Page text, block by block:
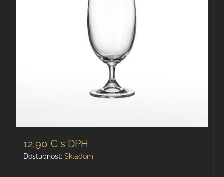
12,90 € s DPH
Dostupnosť: Skladom